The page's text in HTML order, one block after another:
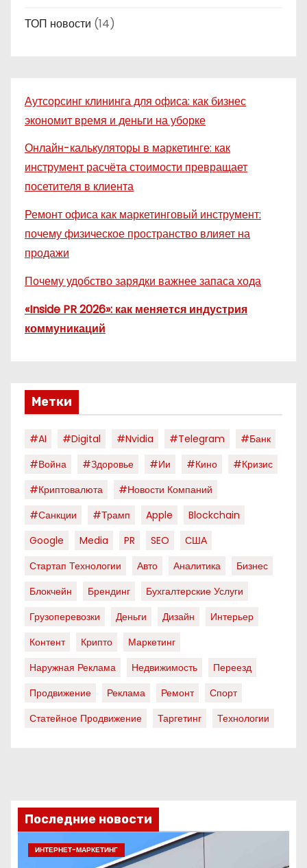
ТОП новости (14)
Аутсорсинг клининга для офиса: как бизнес
экономит время и деньги на уборке
Онлайн-калькуляторы в маркетинге: как
инструмент расчёта стоимости превращает
посетителя в клиента
Ремонт офиса как маркетинговый инструмент:
почему физическое пространство влияет на
продажи
Почему удобство зарядки важнее запаса хода
«Inside PR 2026»: как меняется индустрия
коммуникаций
Метки
#AI #digital #nvidia #telegram
#банк
#война
#здоровье #ии #кино
#кризис
#криптовалюта
#новости Компаний
#санкции
#трамп Apple
Blockchain
Google
Media PR SEO
США
Стартап Технологии
Авто Аналитика
Бизнес
Блокчейн
Брендинг
Бухгалтерские Услуги
Грузоперевозки
Деньги Дизайн
Интерьер
Контент
Крипто
Маркетинг
Наружная Реклама
Недвижимость
Переезд
Продвижение
Реклама Ремонт
Спорт
Статейное Продвижение
Таргетинг Технологии
Последние новости
ИНТЕРНЕТ-МАРКЕТИНГ